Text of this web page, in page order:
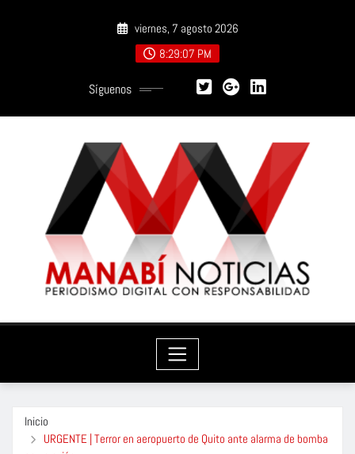
viernes, 7 agosto 2026
8:29:08 PM
Síguenos
Inicio
URGENTE | Terror en aeropuerto de Quito ante alarma de bomba